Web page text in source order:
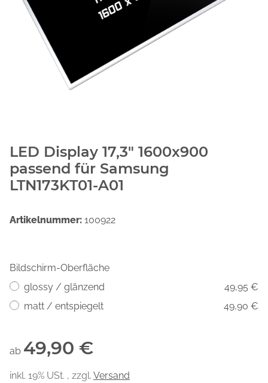
LED Display 17,3" 1600x900
passend für Samsung
LTN173KT01-A01
Artikelnummer: 100922
Bildschirm-Oberfläche
glossy / glänzend
49,95 €
matt / entspiegelt
49,90 €
ab 49,90 €
inkl. 19% USt. , zzgl. Versand